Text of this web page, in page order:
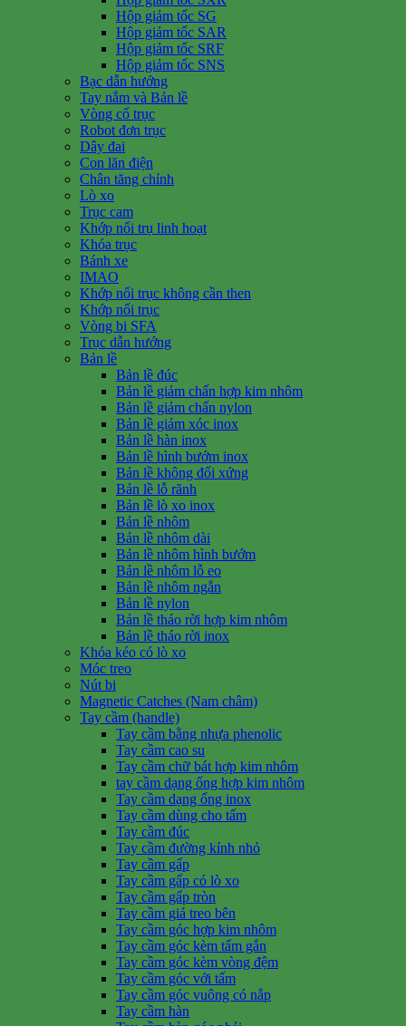
Hộp giảm tốc SG
Hộp giảm tốc SAR
Hộp giảm tốc SRF
Hộp giảm tốc SNS
Bạc dẫn hướng
Tay nắm và Bản lề
Vòng cổ trục
Robot đơn trục
Dây đai
Con lăn điện
Chân tăng chỉnh
Lò xo
Trục cam
Khớp nối trụ linh hoạt
Khóa trục
Bánh xe
IMAO
Khớp nối trục không cần then
Khớp nối trục
Vòng bi SFA
Trục dẫn hướng
Bản lề
Bản lề đúc
Bản lề giảm chấn hợp kim nhôm
Bản lề giảm chấn nylon
Bản lề giảm xóc inox
Bản lề hàn inox
Bản lề hình bướm inox
Bản lề không đối xứng
Bản lề lỗ rãnh
Bản lề lò xo inox
Bản lề nhôm
Bản lề nhôm dài
Bản lề nhôm hình bướm
Bản lề nhôm lỗ eo
Bản lề nhôm ngắn
Bản lề nylon
Bản lề tháo rời hợp kim nhôm
Bản lề tháo rời inox
Khóa kéo có lò xo
Móc treo
Nút bi
Magnetic Catches (Nam châm)
Tay cầm (handle)
Tay cầm bằng nhựa phenolic
Tay cầm cao su
Tay cầm chữ bát hợp kim nhôm
tay cầm dạng ống hợp kim nhôm
Tay cầm dạng ống inox
Tay cầm dùng cho tấm
Tay cầm đúc
Tay cầm đường kính nhỏ
Tay cầm gấp
Tay cầm gấp có lò xo
Tay cầm gấp tròn
Tay cầm giá treo bên
Tay cầm góc hợp kim nhôm
Tay cầm góc kèm tấm gắn
Tay cầm góc kèm vòng đệm
Tay cầm góc với tấm
Tay cầm góc vuông có nắp
Tay cầm hàn